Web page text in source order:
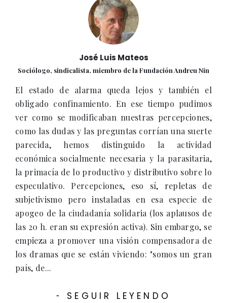
José Luis Mateos
Sociólogo, sindicalista, miembro de la Fundación Andreu Nin
El estado de alarma queda lejos y también el
obligado confinamiento. En ese tiempo pudimos
ver como se modificaban nuestras percepciones,
como las dudas y las preguntas corrían una suerte
parecida, hemos distinguido la actividad
económica socialmente necesaria y la parasitaria,
la primacía de lo productivo y distributivo sobre lo
especulativo. Percepciones, eso sí, repletas de
subjetivismo pero instaladas en esa especie de
apogeo de la ciudadanía solidaria (los aplausos de
las 20 h. eran su expresión activa). Sin embargo, se
empieza a promover una visión compensadora de
los dramas que se están viviendo: "somos un gran
país, de...
- SEGUIR LEYENDO